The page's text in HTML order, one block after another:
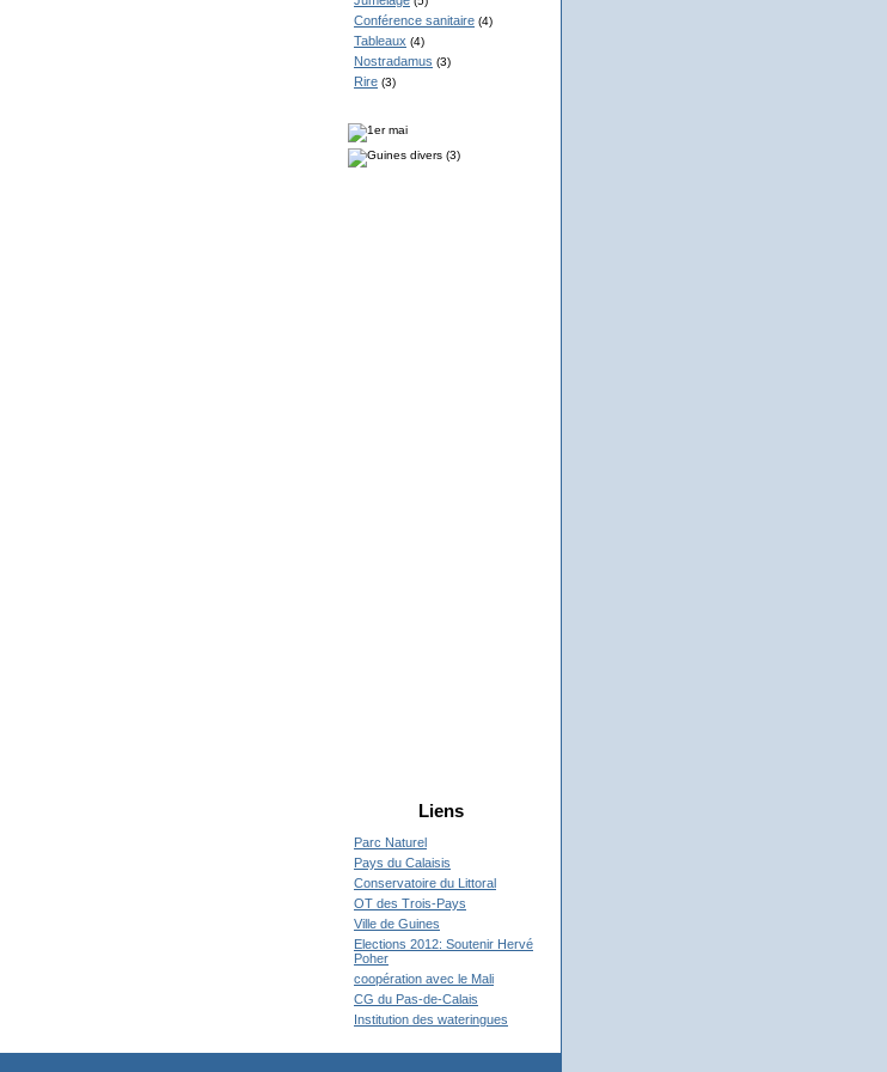
Conférence sanitaire (4)
Tableaux (4)
Nostradamus (3)
Rire (3)
Liens
Parc Naturel
Pays du Calaisis
Conservatoire du Littoral
OT des Trois-Pays
Ville de Guines
Elections 2012: Soutenir Hervé
Poher
coopération avec le Mali
CG du Pas-de-Calais
Institution des wateringues